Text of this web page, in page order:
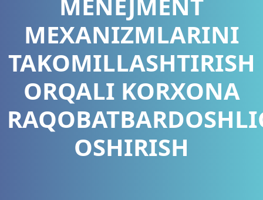
MEXANIZMLARINI
TAKOMILLASHTIRISH
ORQALI KORXONA
OSHIRISH